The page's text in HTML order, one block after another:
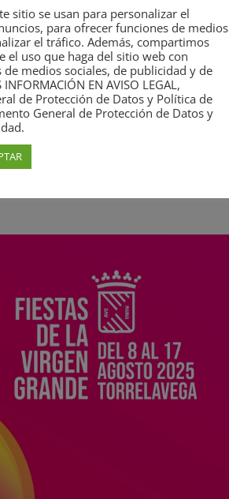
de Festejos Patricia
de La Patrona de
miles de
festivo del 8 al 17
sitio se usan para personalizar el
para ofrecer funciones de medios
el tráfico. Además, compartimos
el uso que haga del sitio web con
medios sociales, de publicidad y de
EN AVISO LEGAL,
de Protección de Datos y Política de
General de Protección de Datos y